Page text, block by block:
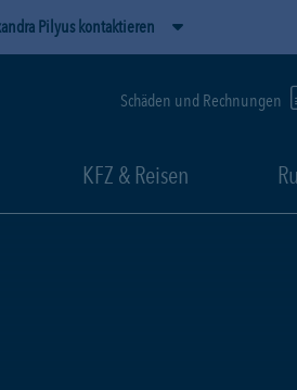
Pilyus kontaktieren
Schäden und Rechnungen
KFZ & Reisen